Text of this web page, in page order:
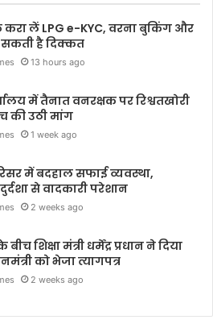
लें LPG e-KYC, वरना बुकिंग और
सकती है दिक्कत
13 hours ago
में तैनात वनरक्षक पर रिश्वतखोरी
की उठी मांग
1 week ago
में बदहाल सफाई व्यवस्था,
से वादकारी परेशान
2 weeks ago
बीच शिक्षा मंत्री धर्मेंद्र प्रधान ने दिया
को भेजा त्यागपत्र
2 weeks ago